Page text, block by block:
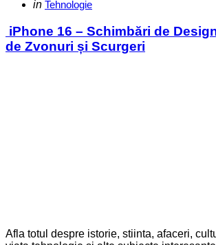
Categories
Posted
in Tehnologie
iPhone 16 – Schimbări de
de Zvonuri și Scurgeri
Afla totul despre istorie, stiinta, afaceri,